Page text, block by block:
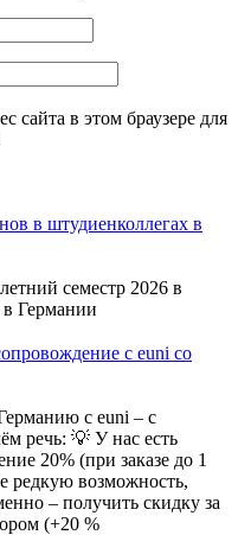
сайта в этом браузере для
в штудиенколлегах в
семестр 2026 в
в Германии
с euni со
с euni – с
речь: 💡 У нас есть
20% (при заказе до 1
редкую возможность,
– получить скидку за
(+20 %